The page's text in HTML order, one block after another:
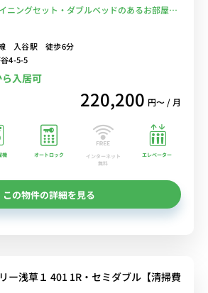
ングセット・ダブルベッドのあるお部屋
格安レンタル中！
線 入谷駅 徒歩6分
4-5-5
入居可
220,200 円〜 / 月
機 オートロック
インターネット
無料
エレベーター
この物件の詳細を見る
ー浅草１ 401 1R・セミダブル【清掃費